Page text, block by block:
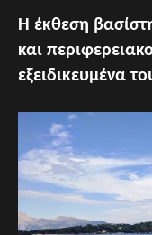
Η έκθεση
και
εξειδικευμένα